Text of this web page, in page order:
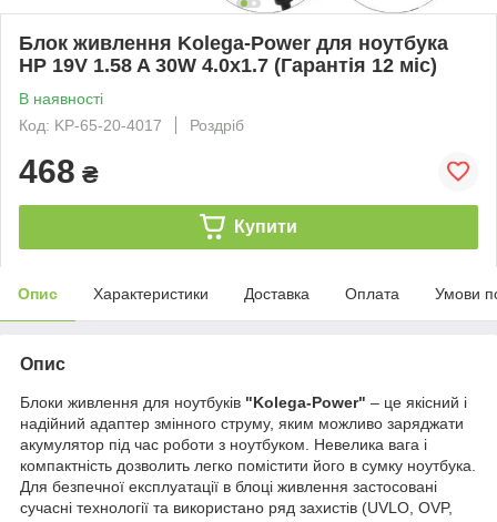
Блок живлення Kolega-Power для ноутбука
HP 19V 1.58 A 30W 4.0x1.7 (Гарантія 12 міс)
В наявності
Код: KP-65-20-4017
Роздріб
468 ₴
Купити
Опис Характеристики Доставка Оплата Умови
Опис
Блоки живлення для ноутбуків "Kolega-Power" – це якісний і
надійний адаптер змінного струму, яким можливо заряджати
акумулятор під час роботи з ноутбуком. Невелика вага і
компактність дозволить легко помістити його в сумку ноутбука.
Для безпечної експлуатації в блоці живлення застосовані
сучасні технології та використано ряд захистів (UVLO, OVP,